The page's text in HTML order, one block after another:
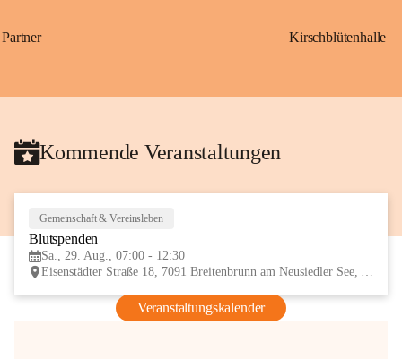
Partner Kirschblütenhalle
Kommende Veranstaltungen
Gemeinschaft & Vereinsleben
Blutspenden
Sa., 29. Aug., 07:00 - 12:30
Eisenstädter Straße 18, 7091 Breitenbrunn am Neusiedler See, AUT
Veranstaltungskalender